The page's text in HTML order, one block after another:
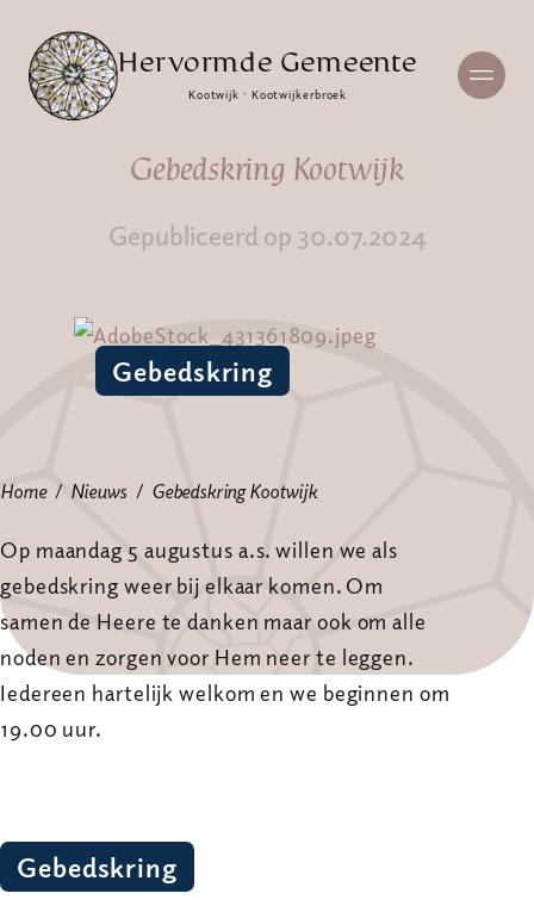
Hervormde Gemeente
Kootwijk · Kootwijkerbroek
Gebedskring Kootwijk
Gepubliceerd op 30.07.2024
Gebedskring
Home Nieuws Gebedskring Kootwijk
Op maandag 5 augustus a.s. willen we als
gebedskring weer bij elkaar komen. Om
samen de Heere te danken maar ook om alle
noden en zorgen voor Hem neer te leggen.
Iedereen hartelijk welkom en we beginnen om
19.00 uur.
Gebedskring